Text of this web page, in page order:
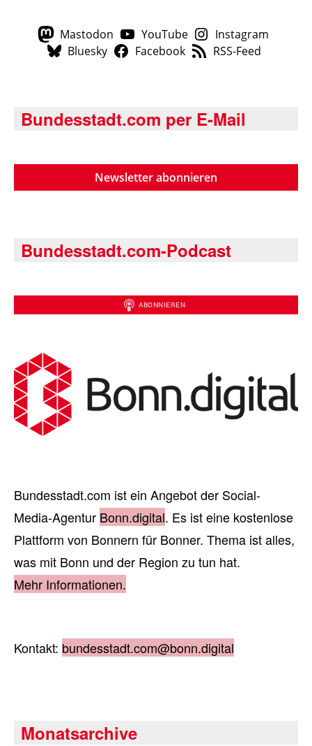
Mastodon YouTube
Instagram
Bluesky
Facebook RSS-Feed
Bundesstadt.com per E-Mail
Newsletter abonnieren
Bundesstadt.com-Podcast
Bundesstadt.com ist ein Angebot der Social-
Media-Agentur Bonn.digital. Es ist eine kostenlose
Plattform von Bonnern für Bonner. Thema ist alles,
was mit Bonn und der Region zu tun hat.
Mehr Informationen.
Kontakt: bundesstadt.com@bonn.digital
Monatsarchive